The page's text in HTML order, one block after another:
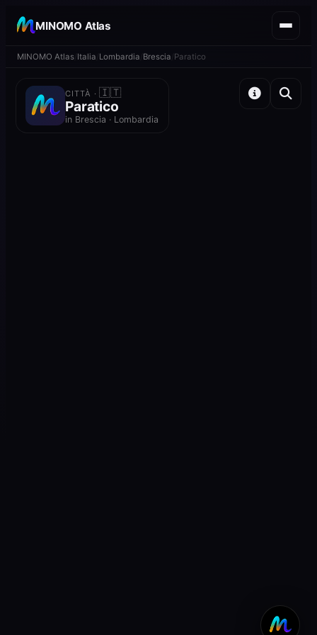
MINOMO Atlas
MINOMO Atlas Italia Lombardia Brescia Paratico
CITTÀ ·🇮🇹
Paratico
in Brescia · Lombardia